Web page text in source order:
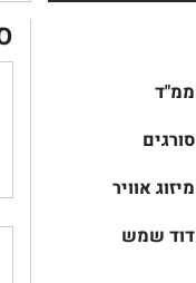
ממ"ד
סורגים
מיזוג אוויר
דוד שמש